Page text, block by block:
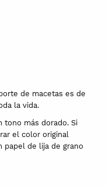
de macetas es de
la vida.
tono más dorado. Si
el color original
papel de lija de grano